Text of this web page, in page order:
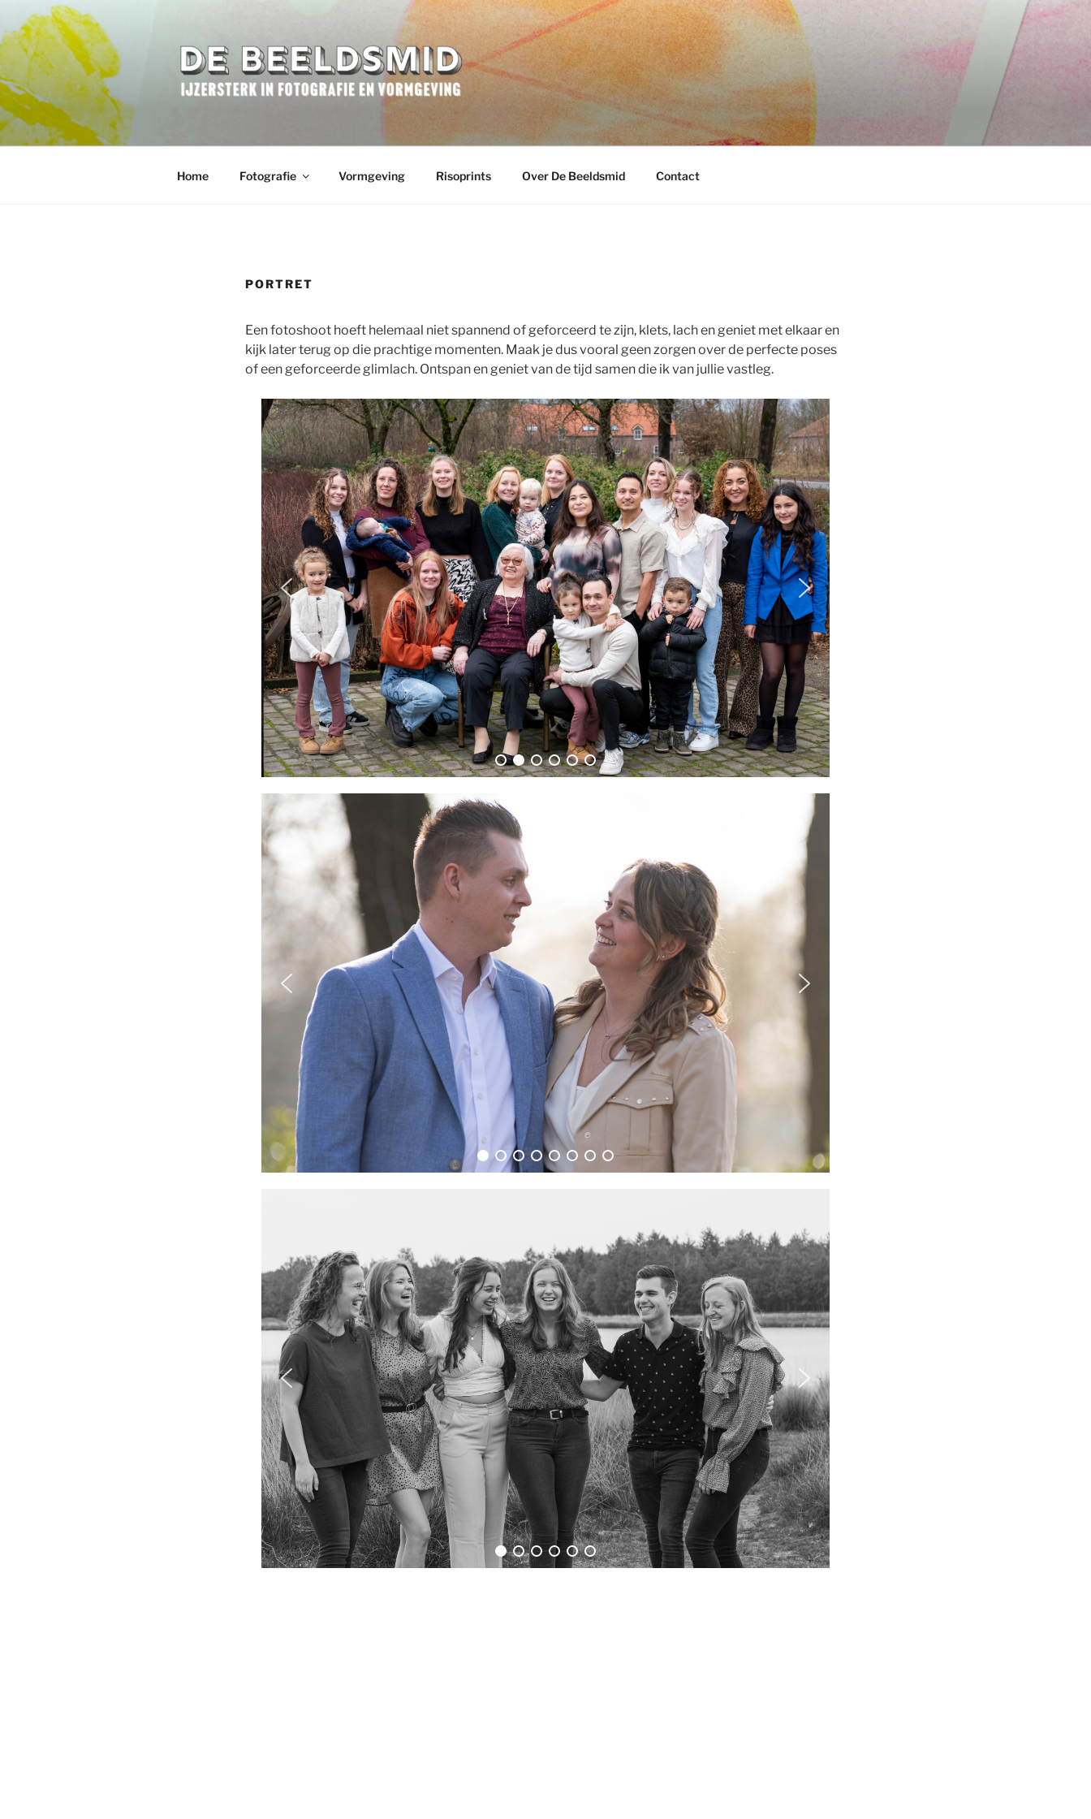
naar
de
inhoud
Home Fotografie Vormgeving Risoprints Over De Beeldsmid Contact
PORTRET
Een fotoshoot hoeft helemaal niet spannend of geforceerd te zijn, klets, lach en geniet met elkaar en
kijk later terug op die prachtige momenten.​ Maak je dus vooral geen zorgen over de perfecte poses
of een geforceerde glimlach. Ontspan en geniet van de tijd samen die ik van jullie vastleg.